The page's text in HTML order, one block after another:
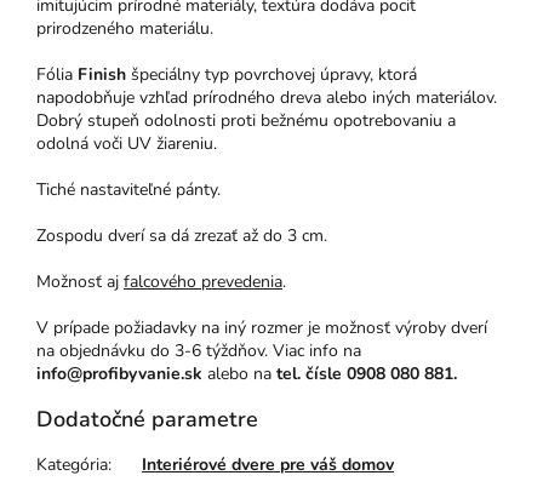
imitujúcim prírodné materiály, textúra dodáva pocit
prirodzeného materiálu.
Fólia Finish špeciálny typ povrchovej úpravy, ktorá
napodobňuje vzhľad prírodného dreva alebo iných materiálov.
Dobrý stupeň odolnosti proti bežnému opotrebovaniu a
odolná voči UV žiareniu.
Tiché nastaviteľné pánty.
Zospodu dverí sa dá zrezať až do 3 cm.
Možnosť aj falcového prevedenia.
V prípade požiadavky na iný rozmer je možnosť výroby dverí
na objednávku do 3-6 týždňov. Viac info na
info@profibyvanie.sk alebo na tel. čísle 0908 080 881.
Dodatočné parametre
Kategória: Interiérové dvere pre váš domov